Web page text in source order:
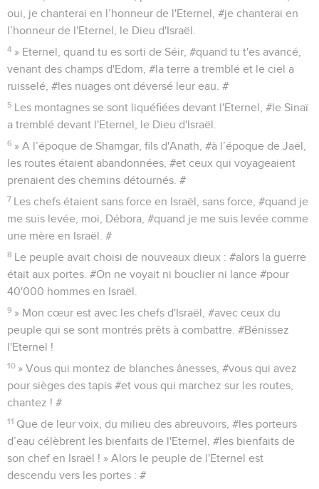
oui, je chanterai en l’honneur de l'Eternel, #je chanterai en
l’honneur de l'Eternel, le Dieu d'Israël.
4 » Eternel, quand tu es sorti de Séir, #quand tu t'es avancé,
venant des champs d'Edom, #la terre a tremblé et le ciel a
ruisselé, #les nuages ont déversé leur eau. #
5
Les montagnes se sont liquéfiées devant l'Eternel, #le Sinaï
a tremblé devant l'Eternel, le Dieu d'Israël.
6 » A l’époque de Shamgar, fils d'Anath, #à l’époque de Jaël,
les routes étaient abandonnées, #et ceux qui voyageaient
prenaient des chemins détournés. #
7
Les chefs étaient sans force en Israël, sans force, #quand je
me suis levée, moi, Débora, #quand je me suis levée comme
une mère en Israël. #
8
Le peuple avait choisi de nouveaux dieux : #alors la guerre
était aux portes. #On ne voyait ni bouclier ni lance #pour
40'000 hommes en Israël.
9 » Mon cœur est avec les chefs d'Israël, #avec ceux du
peuple qui se sont montrés prêts à combattre. #Bénissez
l'Eternel !
10 » Vous qui montez de blanches ânesses, #vous qui avez
pour sièges des tapis #et vous qui marchez sur les routes,
chantez ! #
11 Que de leur voix, du milieu des abreuvoirs, #les porteurs
d’eau célèbrent les bienfaits de l'Eternel, #les bienfaits de
son chef en Israël ! » Alors le peuple de l'Eternel est
descendu vers les portes : #